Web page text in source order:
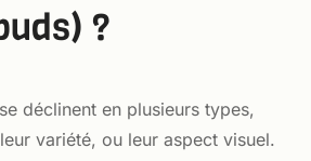
?
se déclinent en plusieurs types,
variété, ou leur aspect visuel.